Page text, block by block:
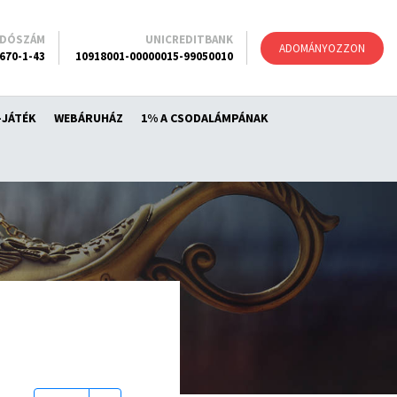
ADOMÁNYOZZON
WEBÁRUHÁZ 1% A CSODALÁMPÁNAK
1-43
UNICREDITBANK
10918001-00000015-99050010